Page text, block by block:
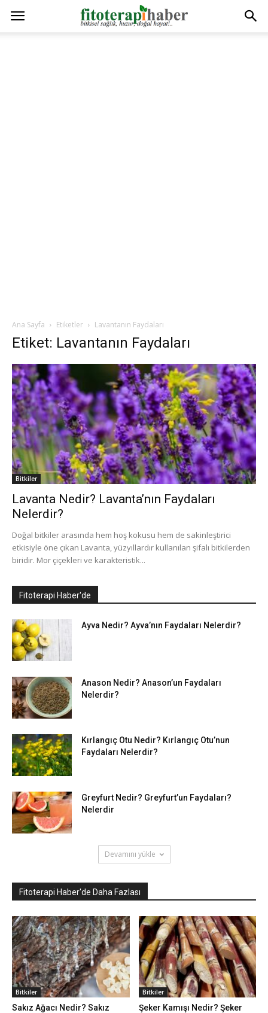
Ana Sayfa Etiketler Lavantanın Faydaları
Etiket: Lavantanın Faydaları
Bitkiler
Lavanta Nedir? Lavanta’nın Faydaları
Nelerdir?
Doğal bitkiler arasında hem hoş kokusu hem de sakinleştirici
etkisiyle öne çıkan Lavanta, yüzyıllardır kullanılan şifalı bitkilerden
biridir. Mor çiçekleri ve karakteristik...
Fitoterapi Haber'de
Ayva Nedir? Ayva’nın Faydaları Nelerdir?
Anason Nedir? Anason’un Faydaları
Nelerdir?
Kırlangıç Otu Nedir? Kırlangıç Otu’nun
Faydaları Nelerdir?
Greyfurt Nedir? Greyfurt’un Faydaları?
Nelerdir
Devamını yükle
Fitoterapi Haber'de Daha Fazlası
Bitkiler
Sakız Ağacı Nedir? Sakız
Bitkiler
Şeker Kamışı Nedir? Şeker